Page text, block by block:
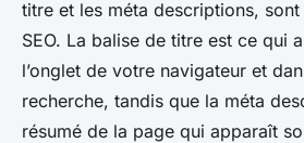
titre et les méta descriptions,
SEO. La balise de titre est ce qui
l’onglet de votre navigateur et
recherche, tandis que la méta
résumé de la page qui apparaît